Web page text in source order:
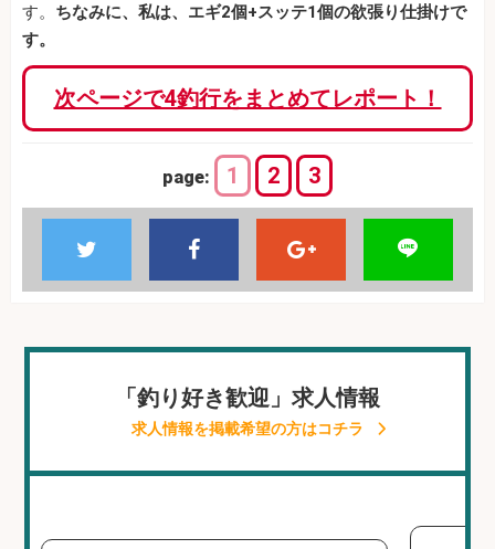
す。 ちなみに、私は、エギ2個+スッテ1個の欲張り仕掛けで
す。
次ページで4釣行をまとめてレポート！
page: 1 2 3
「釣り好き歓迎」求人情報
求人情報を掲載希望の方はコチラ